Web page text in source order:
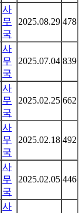
사
무
국
2025.08.29 478
사
무
국
2025.07.04 839
사
무
국
2025.02.25 662
사
무
국
2025.02.18 492
사
무
국
2025.02.05 446
사